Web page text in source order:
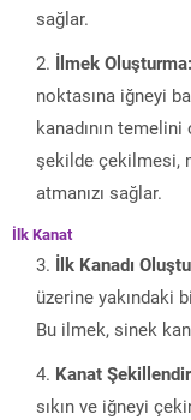
sağlar.
İlmek Oluşturma:
noktasına iğneyi
kanadının
şekilde çekilmesi,
atmanızı sağlar.
İlk Kanat
İlk Kanadı
üzerine yakındaki
Bu ilmek, sinek
Kanat
sıkın ve iğneyi